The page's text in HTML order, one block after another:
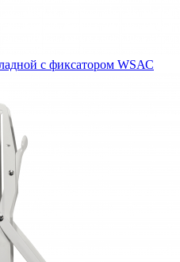
с фиксатором WSАС